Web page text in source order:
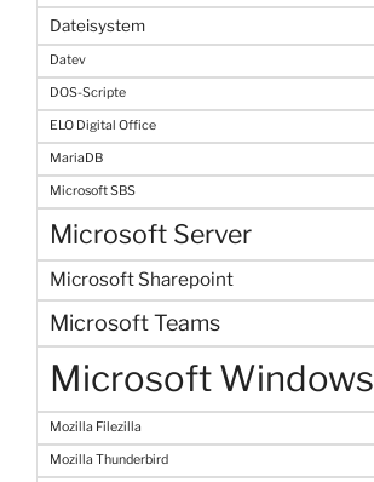
Dateisystem
Datev
DOS-Scripte
ELO Digital Office
MariaDB
Microsoft SBS
Microsoft Server
Microsoft Sharepoint
Microsoft Teams
Microsoft Windows
Mozilla Filezilla
Mozilla Thunderbird